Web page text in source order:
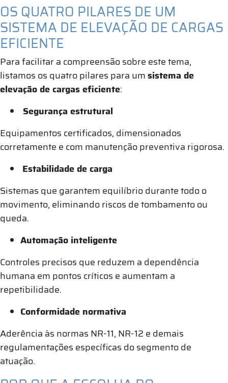
OS QUATRO PILARES DE UM
SISTEMA DE ELEVAÇÃO DE CARGAS
EFICIENTE
Para facilitar a compreensão sobre este tema,
listamos os quatro pilares para umsistema de
elevação de cargas eficiente:
Segurança estrutural
Equipamentos certificados, dimensionados
corretamente e com manutenção preventiva rigorosa.
Estabilidade de carga
Sistemas que garantem equilíbrio durante todo o
movimento, eliminando riscos de tombamento ou
queda.
Automação inteligente
Controles precisos que reduzem a dependência
humana em pontos críticos e aumentam a
repetibilidade.
Conformidade normativa
Aderência às normas NR-11, NR-12 e demais
regulamentações específicas do segmento de
atuação.